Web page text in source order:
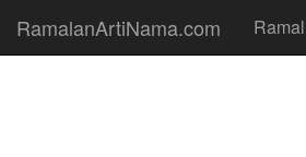
RamalanArtiNama.com